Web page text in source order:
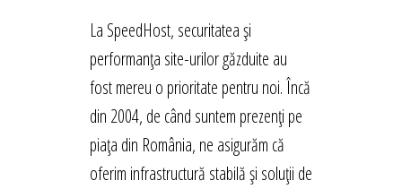
La SpeedHost, securitatea și
performanța site-urilor găzduite au
fost mereu o prioritate pentru noi. Încă
din 2004, de când suntem prezenți pe
piața din România, ne asigurăm că
oferim infrastructură stabilă și soluții de